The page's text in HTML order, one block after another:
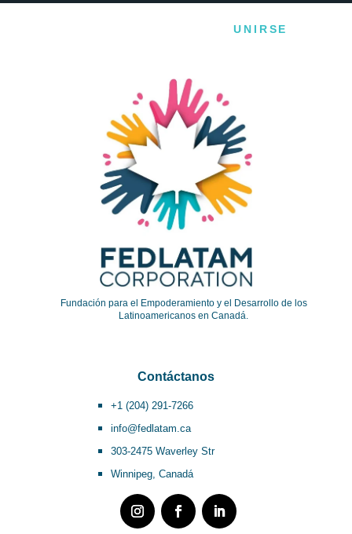
UNIRSE
Fundación para el Empoderamiento y el Desarrollo de los
Latinoamericanos en Canadá.
Contáctanos
+1 (204) 291-7266
info@fedlatam.ca
303-2475 Waverley Str
Winnipeg, Canadá